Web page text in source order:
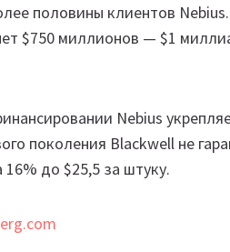
половины клиентов
$750 миллионов — $1
Nebius
поколения Blackwell не
16% до $25,5 за штуку.